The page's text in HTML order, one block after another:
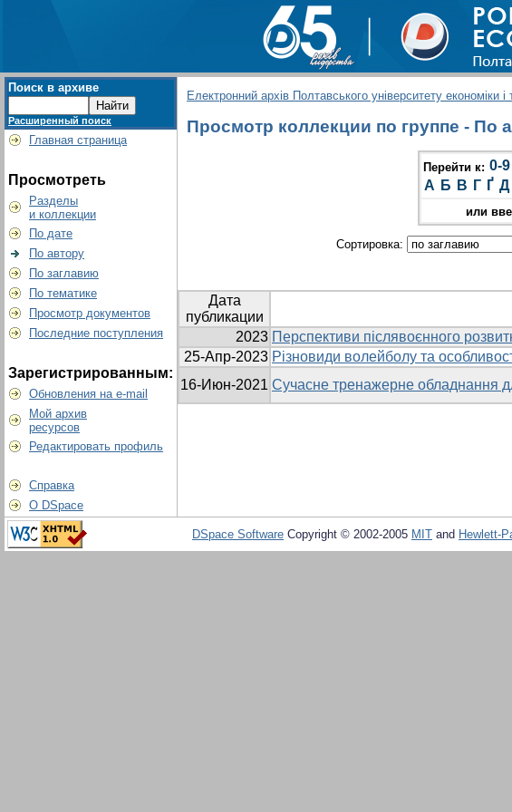
Поиск в архиве
Расширенный поиск
Главная страница
Просмотреть
Разделы
и коллекции
По дате
По автору
По заглавию
По тематике
Просмотр документов
Последние поступления
Зарегистрированным:
Обновления на e-mail
Мой архив
ресурсов
Редактировать профиль
Справка
О DSpace
Електронний архів Полтавського університету економіки і
Просмотр коллекции по группе - По
Перейти к: 0-9
А Б В Г Ґ Д
или
Сортировка:
Дата
публикации
2023 Перспективи післявоєнного
25-Апр-2023 Різновиди волейболу та
16-Июн-2021 Сучасне тренажерне обладнання
DSpace Software Copyright © 2002-2005 MIT and Hewlett-